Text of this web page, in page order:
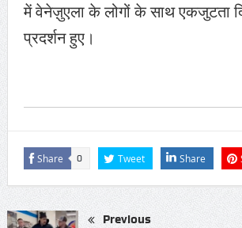
में वेनेज़ुएला के लोगों के साथ एकजुटता
प्रदर्शन हुए।
Share 0 Tweet Share
Previous